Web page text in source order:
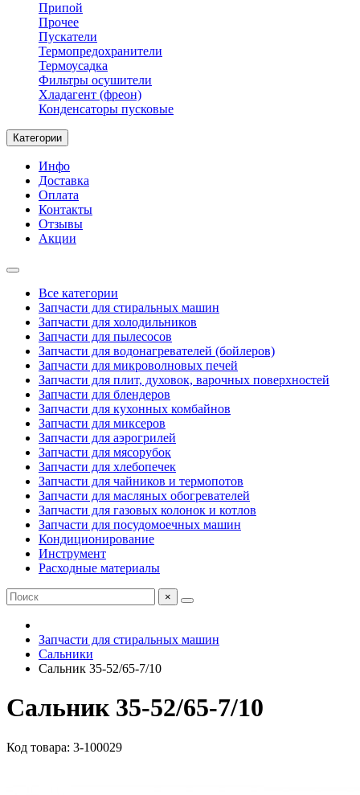
Припой
Прочее
Пускатели
Термопредохранители
Термоусадка
Фильтры осушители
Хладагент (фреон)
Конденсаторы пусковые
Категории
Инфо
Доставка
Оплата
Контакты
Отзывы
Акции
Все категории
Запчасти для стиральных машин
Запчасти для холодильников
Запчасти для пылесосов
Запчасти для водонагревателей (бойлеров)
Запчасти для микроволновых печей
Запчасти для плит, духовок, варочных поверхностей
Запчасти для блендеров
Запчасти для кухонных комбайнов
Запчасти для миксеров
Запчасти для аэрогрилей
Запчасти для мясорубок
Запчасти для хлебопечек
Запчасти для чайников и термопотов
Запчасти для масляных обогревателей
Запчасти для газовых колонок и котлов
Запчасти для посудомоечных машин
Кондиционирование
Инструмент
Расходные материалы
×
Запчасти для стиральных машин
Сальники
Сальник 35-52/65-7/10
Сальник 35-52/65-7/10
Код товара: 3-100029